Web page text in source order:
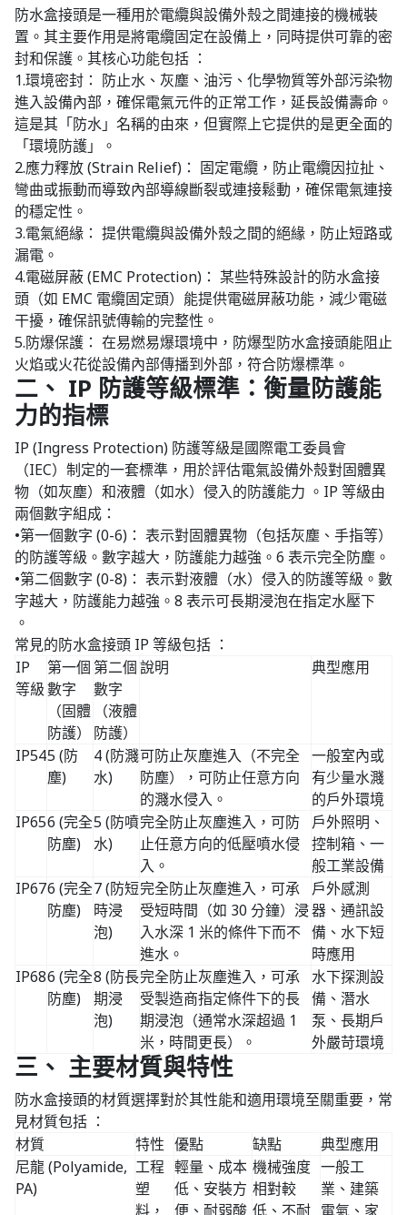
防水盒接頭是一種用於電纜與設備外殼之間連接的機械裝
置。其主要作用是將電纜固定在設備上，同時提供可靠的密
封和保護。其核心功能包括 ：
1.環境密封： 防止水、灰塵、油污、化學物質等外部污染物
進入設備內部，確保電氣元件的正常工作，延長設備壽命。
這是其「防水」名稱的由來，但實際上它提供的是更全面的
「環境防護」。
2.應力釋放 (Strain Relief)： 固定電纜，防止電纜因拉扯、
彎曲或振動而導致內部導線斷裂或連接鬆動，確保電氣連接
的穩定性。
3.電氣絕緣： 提供電纜與設備外殼之間的絕緣，防止短路或
漏電。
4.電磁屏蔽 (EMC Protection)： 某些特殊設計的防水盒接
頭（如 EMC 電纜固定頭）能提供電磁屏蔽功能，減少電磁
干擾，確保訊號傳輸的完整性。
5.防爆保護： 在易燃易爆環境中，防爆型防水盒接頭能阻止
火焰或火花從設備內部傳播到外部，符合防爆標準。
二、 IP 防護等級標準：衡量防護能
力的指標
IP (Ingress Protection) 防護等級是國際電工委員會
（IEC）制定的一套標準，用於評估電氣設備外殼對固體異
物（如灰塵）和液體（如水）侵入的防護能力 。IP 等級由
兩個數字組成：
•第一個數字 (0-6)： 表示對固體異物（包括灰塵、手指等）
的防護等級。數字越大，防護能力越強。6 表示完全防塵。
•第二個數字 (0-8)： 表示對液體（水）侵入的防護等級。數
字越大，防護能力越強。8 表示可長期浸泡在指定水壓下
。
常見的防水盒接頭 IP 等級包括 ：
IP
等級
第一個
數字
（固體
防護）
第二個
數字
（液體
防護）
說明 典型應用
IP545 (防
塵)
4 (防濺
水)
可防止灰塵進入（不完全
防塵），可防止任意方向
的濺水侵入。
一般室內或
有少量水濺
的戶外環境
IP656 (完全
防塵)
5 (防噴
水)
完全防止灰塵進入，可防
止任意方向的低壓噴水侵
入。
戶外照明、
控制箱、一
般工業設備
IP676 (完全
防塵)
7 (防短
時浸
泡)
完全防止灰塵進入，可承
受短時間（如 30 分鐘）浸
入水深 1 米的條件下而不
進水。
戶外感測
器、通訊設
備、水下短
時應用
IP686 (完全
防塵)
8 (防長
期浸
泡)
完全防止灰塵進入，可承
受製造商指定條件下的長
期浸泡（通常水深超過 1
米，時間更長）。
水下探測設
備、潛水
泵、長期戶
外嚴苛環境
三、 主要材質與特性
防水盒接頭的材質選擇對於其性能和適用環境至關重要，常
見材質包括 ：
材質
特性 優點 缺點
典型應用
尼龍 (Polyamide,
PA)
工程
塑
料，
輕量、成本
低、安裝方
便、耐弱酸
機械強度
相對較
低、不耐
一般工
業、建築
電氣、家